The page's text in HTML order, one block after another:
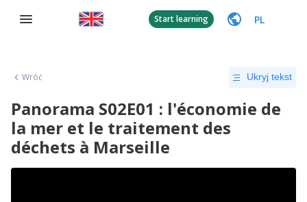
Start learning PL
Wróć Ukryj tekst
Panorama S02E01 : l'économie de
la mer et le traitement des
déchets à Marseille